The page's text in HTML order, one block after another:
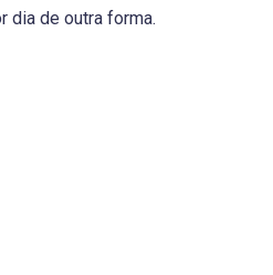
dia de outra forma.